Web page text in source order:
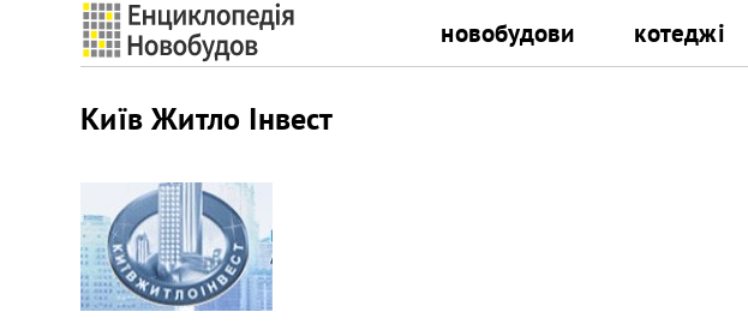
новобудови котеджі
Київ Житло Інвест